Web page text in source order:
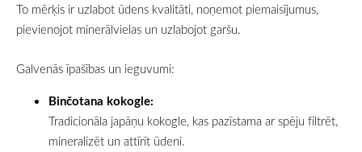
To mērķis ir uzlabot ūdens kvalitāti, noņemot piemaisījumus,
pievienojot minerālvielas un uzlabojot garšu.
Galvenās īpašības un ieguvumi:
Binčotana kokogle:
Tradicionāla japāņu kokogle, kas pazīstama ar spēju filtrēt,
mineralizēt un attīrīt ūdeni.